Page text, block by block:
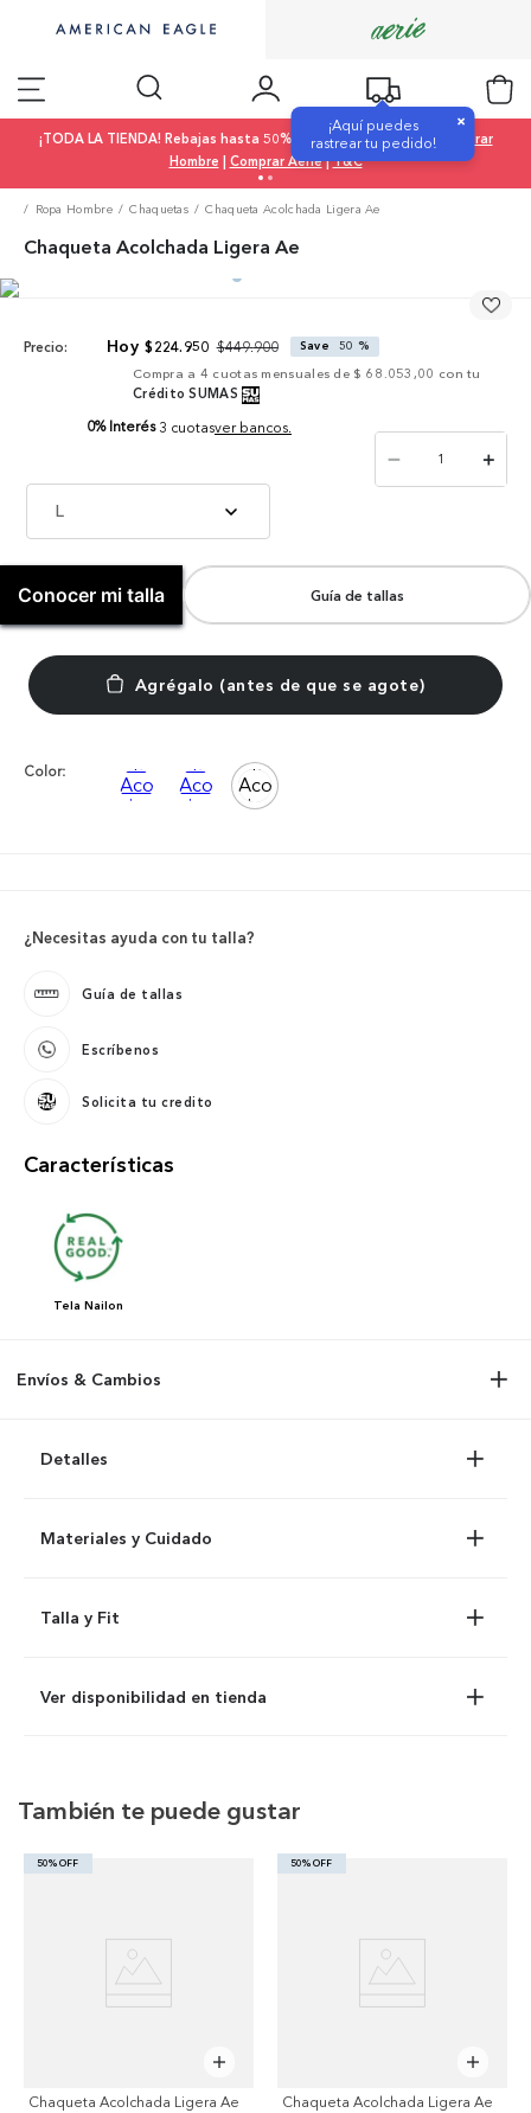
¡Aquí puedes
rastrear tu pedido!
×
¡TODA LA TIENDA! Rebajas hasta 50% OFF |Comprar Mujer|
Comprar
Hombre | Comprar Aerie|T&C
Ropa Hombre Chaquetas Chaqueta Acolchada Ligera Ae
Chaqueta Acolchada Ligera Ae
Precio: $224. 950 $449.900 Save 50 %
Compra a 4 cuotas mensuales de $ 68.053,00 con tu
Crédito SUMAS
0% Interés 3 cuotasver bancos.
L
＋
－
Conocer mi talla Guía de tallas
Color:
¿Necesitas ayuda con tu talla?
Guía de tallas
Escríbenos
Solicita tu credito
Características
Tela Nailon
Envíos & Cambios
Detalles
Materiales y Cuidado
Talla y Fit
Ver disponibilidad en tienda
También te puede gustar
50% OFF
Chaqueta Acolchada Ligera Ae
50% OFF
Chaqueta Acolchada Ligera Ae